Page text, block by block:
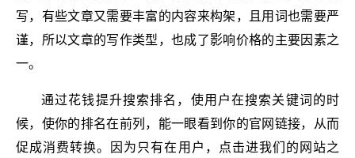
写，有些文章又需要丰富的内容来构架，且用词也需要严
谨，所以文章的写作类型，也成了影响价格的主要因素之
一。
通过花钱提升搜索排名，使用户在搜索关键词的时
候，使你的排名在前列，能一眼看到你的官网链接，从而
促成消费转换。因为只有在用户，点击进我们的网站之